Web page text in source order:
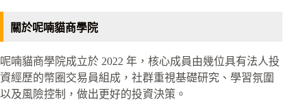
關於呢喃貓商學院
呢喃貓商學院成立於 2022 年，核心成員由幾位具有法人投
資經歷的幣圈交易員組成，社群重視基礎研究、學習氛圍
以及風險控制，做出更好的投資決策。